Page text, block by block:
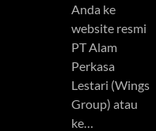
Anda ke
website resmi
PT Alam
Perkasa
Lestari (Wings
Group) atau
ke…